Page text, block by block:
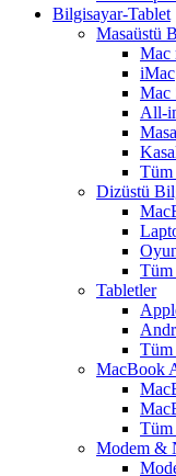
Bilgisayar-Tablet
Masaüstü
Mac
iMac
Mac
All-
Tüm
Dizüstü
Tüm
Tabletler
Tüm
MacBook
Tüm
Modem &